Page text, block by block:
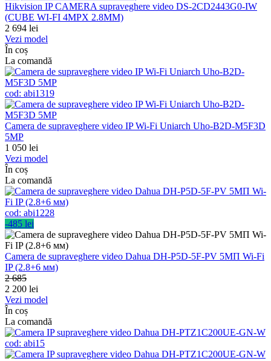
Hikvision IP CAMERA supraveghere video DS-2CD2443G0-IW
(CUBE WI-FI 4MPX 2.8MM)
2 694 lei
Vezi model
În coș
La comandă
cod: abi1319
Camera de supraveghere video IP Wi-Fi Uniarch Uho-B2D-M5F3D
5MP
1 050 lei
Vezi model
În coș
La comandă
cod: abi1228
-485 lei
Camera de supraveghere video Dahua DH-P5D-5F-PV 5МП Wi-Fi
IP (2.8+6 мм)
2 685
2 200 lei
Vezi model
În coș
La comandă
cod: abi15